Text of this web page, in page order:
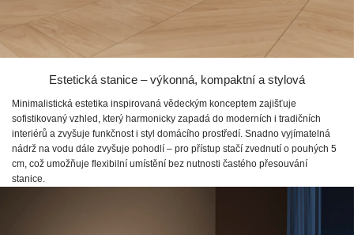
Estetická stanice – výkonná, kompaktní a stylová
Minimalistická estetika inspirovaná vědeckým konceptem zajišťuje
sofistikovaný vzhled, který harmonicky zapadá do moderních i tradičních
interiérů a zvyšuje funkčnost i styl domácího prostředí. Snadno vyjímatelná
nádrž na vodu dále zvyšuje pohodlí – pro přístup stačí zvednutí o pouhých 5
cm, což umožňuje flexibilní umístění bez nutnosti častého přesouvání
stanice.